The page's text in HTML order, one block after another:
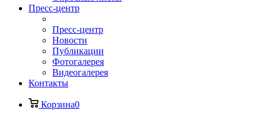
Пресс-центр
Пресс-центр
Новости
Публикации
Фотогалерея
Видеогалерея
Контакты
Корзина0